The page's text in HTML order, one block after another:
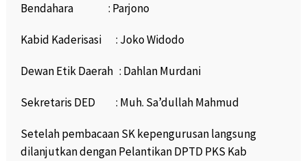
Bendahara : Parjono
Kabid Kaderisasi : Joko Widodo
Dewan Etik Daerah : Dahlan Murdani
Sekretaris DED : Muh. Sa’dullah Mahmud
Setelah pembacaan SK kepengurusan langsung
dilanjutkan dengan Pelantikan DPTD PKS Kab